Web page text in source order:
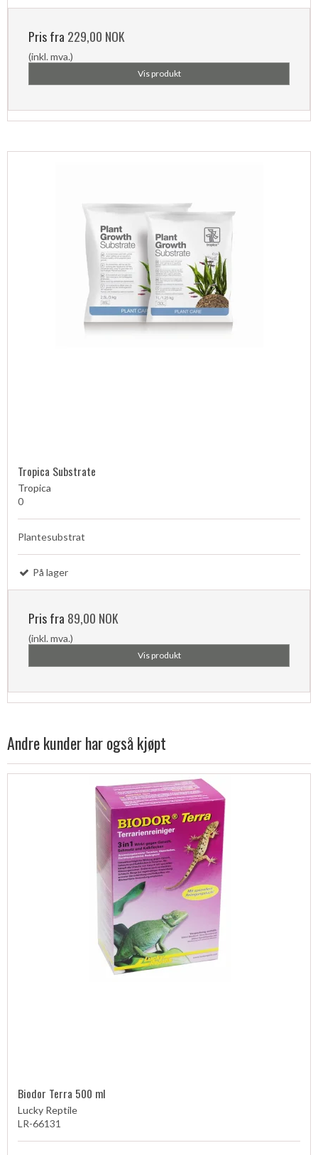
Pris fra 229,00 NOK
(inkl. mva.)
Vis produkt
Tropica Substrate
Tropica
0
Plantesubstrat
På lager
Pris fra 89,00 NOK
(inkl. mva.)
Vis produkt
Andre kunder har også kjøpt
Biodor Terra 500 ml
Lucky Reptile
LR-66131